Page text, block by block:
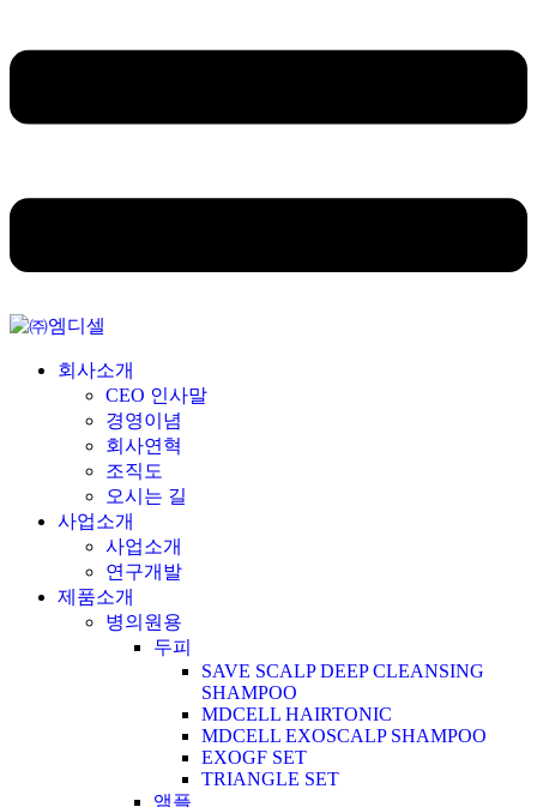
회사소개
CEO 인사말
경영이념
회사연혁
조직도
오시는 길
사업소개
사업소개
연구개발
제품소개
병의원용
두피
SAVE SCALP DEEP CLEANSING
SHAMPOO
MDCELL HAIRTONIC
MDCELL EXOSCALP SHAMPOO
EXOGF SET
TRIANGLE SET
앰플